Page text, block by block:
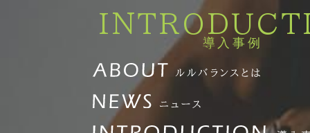
導入事例